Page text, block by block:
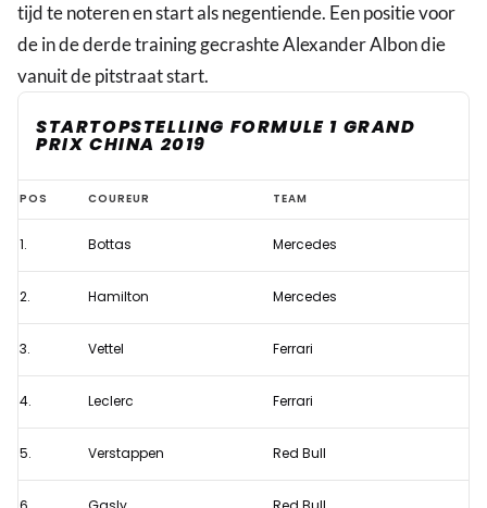
tijd te noteren en start als negentiende. Een positie voor
de in de derde training gecrashte Alexander Albon die
vanuit de pitstraat start.
STARTOPSTELLING FORMULE 1 GRAND
PRIX CHINA 2019
Startopstelling
Formule
1
GP
2019
POS COUREUR TEAM
1. Bottas Mercedes
2. Hamilton Mercedes
3. Vettel Ferrari
4. Leclerc Ferrari
5. Verstappen Red Bull